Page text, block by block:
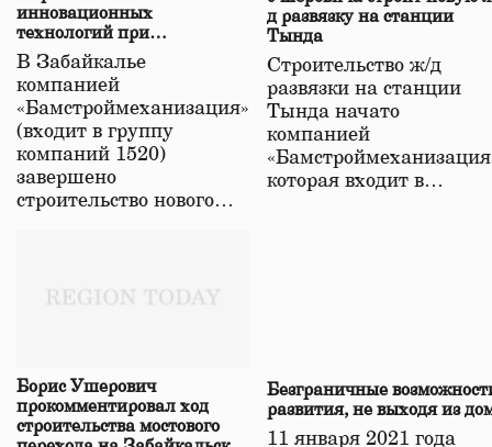
инновационных
технологий при
строительстве нового моста
в Забайкалье
В Забайкалье
компанией
«Бамстроймеханизация»
(входит в группу
компаний 1520)
завершено
строительство нового…
д развязку на станции
Тында
Строительство ж/д
развязки на станции
Тында начато
компанией
которая входит в…
Борис Ушерович
прокомментировал ход
строительства мостового
Безграничные
развития, не выходя из
11 января 2021 года